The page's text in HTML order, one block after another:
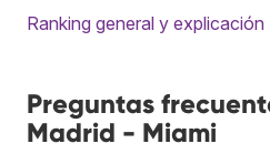
Ranking general y explicación
Preguntas
Madrid - Miami